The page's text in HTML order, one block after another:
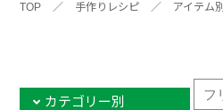
TOP ／ 手作りレシピ ／ アイテム別
カテゴリー別